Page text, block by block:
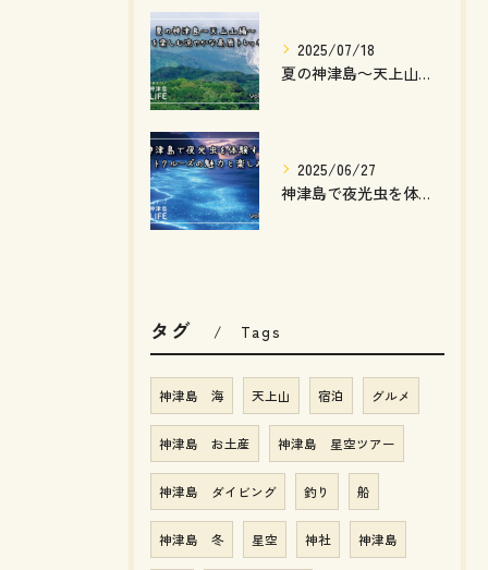
2025/07/18
夏の神津島～天上山編～ 絶景を楽しむ涼やかな高原トレッキング
2025/06/27
神津島で夜光虫を体験するナイトクルーズの魅力と楽しみ方
タグ Tags
神津島 海 天上山 宿泊 グルメ
神津島 お土産 神津島 星空ツアー
神津島 ダイビング 釣り 船
神津島 冬 星空 神社 神津島